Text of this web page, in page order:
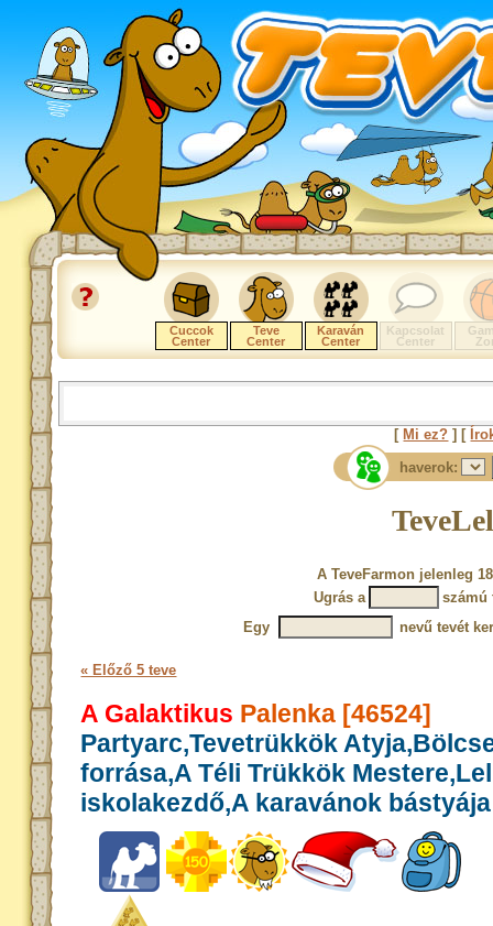
Cuccok
Center
Teve
Center
Karaván
Center
Kapcsolat
Center
[ Mi ez? ] [
haverok:
A TeveFarmon jelenleg
Ugrás a
számú
Egy
nevű tevét
« Előző 5 teve
A Galaktikus Palenka [46524]
Partyarc,Tevetrükkök
forrása,A Téli Trükkök
iskolakezdő,A karavánok bástyája